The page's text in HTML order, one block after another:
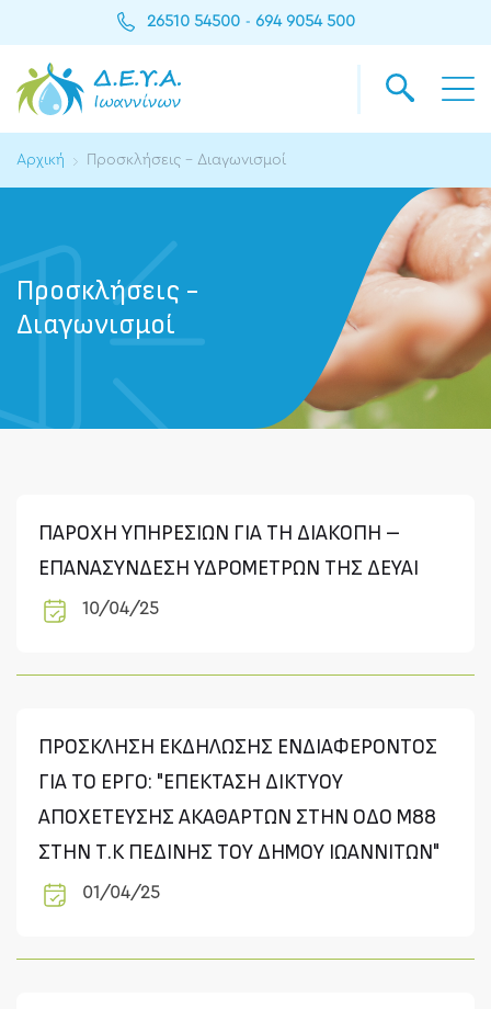
26510 54500 - 694 9054 500
Αρχική Προσκλήσεις - Διαγωνισμοί
Προσκλήσεις -
Διαγωνισμοί
ΠΑΡΟΧΗ ΥΠΗΡΕΣΙΩΝ ΓΙΑ ΤΗ ΔΙΑΚΟΠΗ –
ΕΠΑΝΑΣΥΝΔΕΣΗ ΥΔΡΟΜΕΤΡΩΝ ΤΗΣ ΔΕΥΑΙ
10/04/25
ΠΡΟΣΚΛΗΣΗ ΕΚΔΗΛΩΣΗΣ ΕΝΔΙΑΦΕΡΟΝΤΟΣ
ΓΙΑ ΤΟ ΕΡΓΟ: "ΕΠΕΚΤΑΣΗ ΔΙΚΤΥΟΥ
ΑΠΟΧΕΤΕΥΣΗΣ ΑΚΑΘΑΡΤΩΝ ΣΤΗΝ ΟΔΟ Μ88
ΣΤΗΝ Τ.Κ ΠΕΔΙΝΗΣ ΤΟΥ ΔΗΜΟΥ ΙΩΑΝΝΙΤΩΝ"
01/04/25